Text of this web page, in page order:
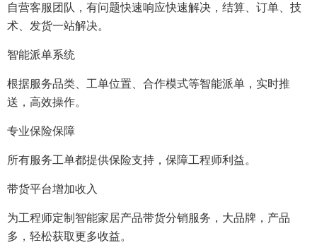
自营客服团队，有问题快速响应快速解决，结算、订单、技
术、发货一站解决。
智能派单系统
根据服务品类、工单位置、合作模式等智能派单，实时推
送，高效操作。
专业保险保障
所有服务工单都提供保险支持，保障工程师利益。
带货平台增加收入
为工程师定制智能家居产品带货分销服务，大品牌，产品
多，轻松获取更多收益。